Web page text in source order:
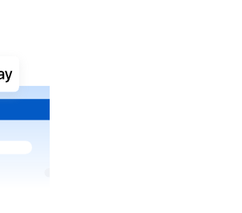
com dinheiro e outros
dinheiro